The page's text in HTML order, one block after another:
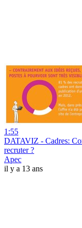
1:55
DATAVIZ - Cadres:
recruter ?
Apec
il y a 13 ans